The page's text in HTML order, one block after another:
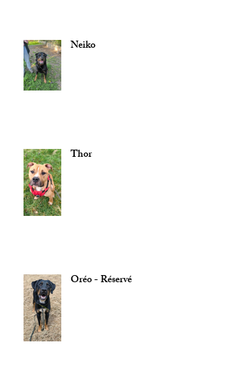
Neiko
Thor
Oréo - Réservé